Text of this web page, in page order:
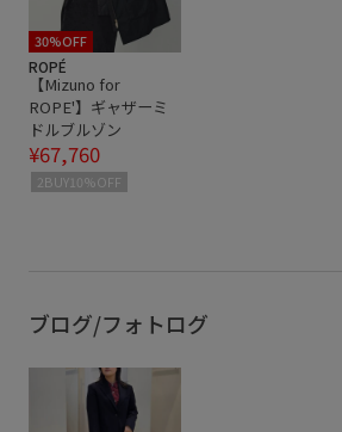
30%OFF
ROPÉ
【Mizuno for
ROPE'】ギャザーミ
ドルブルゾン
¥67,760
2BUY10%OFF
ブログ/フォトログ